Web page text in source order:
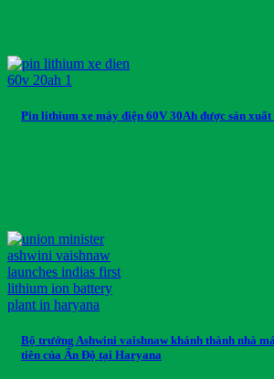
Pin lithium xe máy điện 60V 30Ah được sản xuất
Bộ trưởng Ashwini vaishnaw khánh thành nhà
tiên của Ấn Độ tại Haryana